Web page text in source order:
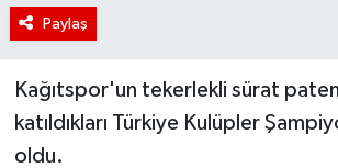
Paylaş
Kağıtspor'un tekerlekli sürat
katıldıkları Türkiye Kulüpler
oldu.